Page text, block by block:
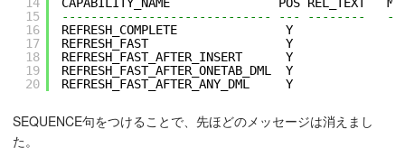
15
16
17
18
19
20
----------------------------- --- --------
REFRESH_COMPLETE               Y
REFRESH_FAST                   Y
REFRESH_FAST_AFTER_INSERT      Y
REFRESH_FAST_AFTER_ONETAB_DML  Y
REFRESH_FAST_AFTER_ANY_DML     Y
SEQUENCE句をつけることで、先ほどのメッセージは消えまし
た。